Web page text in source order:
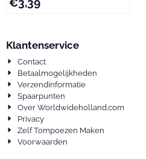
Klantenservice
Contact
Betaalmogelijkheden
Verzendinformatie
Spaarpunten
Over Worldwideholland.com
Privacy
Zelf Tompoezen Maken
Voorwaarden